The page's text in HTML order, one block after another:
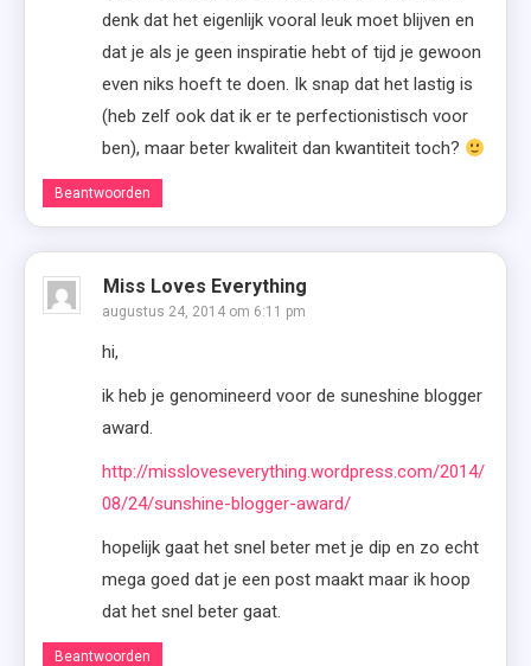
denk dat het eigenlijk vooral leuk moet blijven en
dat je als je geen inspiratie hebt of tijd je gewoon
even niks hoeft te doen. Ik snap dat het lastig is
(heb zelf ook dat ik er te perfectionistisch voor
ben), maar beter kwaliteit dan kwantiteit toch?
Beantwoorden
Miss Loves Everything
augustus 24, 2014 om 6:11 pm
hi,
ik heb je genomineerd voor de suneshine blogger
award.
http://missloveseverything.wordpress.com/2014/
08/24/sunshine-blogger-award/
hopelijk gaat het snel beter met je dip en zo echt
mega goed dat je een post maakt maar ik hoop
dat het snel beter gaat.
Beantwoorden